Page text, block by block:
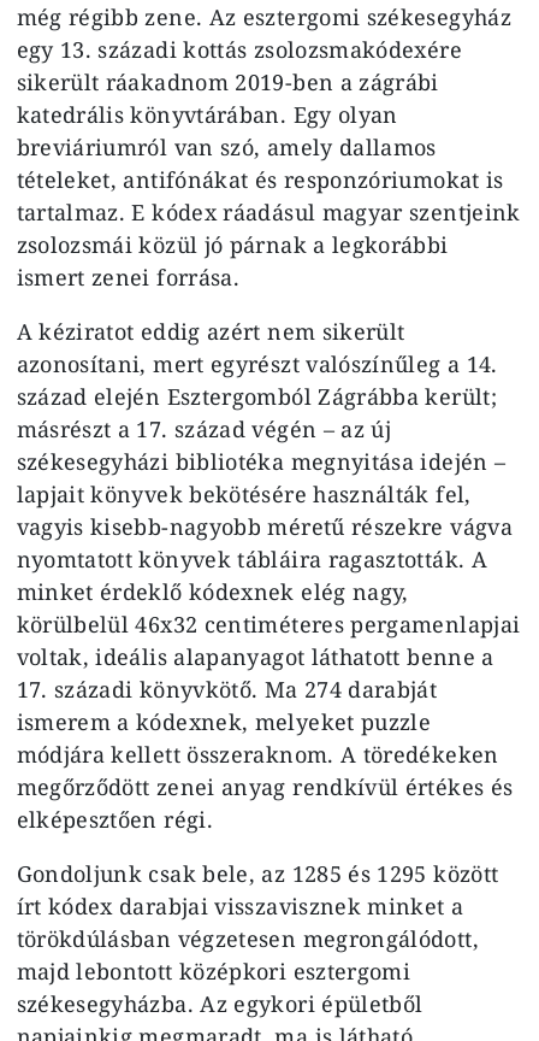
még régibb zene. Az esztergomi székesegyház
egy 13. századi kottás zsolozsmakódexére
sikerült ráakadnom 2019-ben a zágrábi
katedrális könyvtárában. Egy olyan
breviáriumról van szó, amely dallamos
tételeket, antifónákat és responzóriumokat is
tartalmaz. E kódex ráadásul magyar szentjeink
zsolozsmái közül jó párnak a legkorábbi
ismert zenei forrása.
A kéziratot eddig azért nem sikerült
azonosítani, mert egyrészt valószínűleg a 14.
század elején Esztergomból Zágrábba került;
másrészt a 17. század végén – az új
székesegyházi bibliotéka megnyitása idején –
lapjait könyvek bekötésére használták fel,
vagyis kisebb-nagyobb méretű részekre vágva
nyomtatott könyvek tábláira ragasztották. A
minket érdeklő kódexnek elég nagy,
körülbelül 46x32 centiméteres pergamenlapjai
voltak, ideális alapanyagot láthatott benne a
17. századi könyvkötő. Ma 274 darabját
ismerem a kódexnek, melyeket puzzle
módjára kellett összeraknom. A töredékeken
megőrződött zenei anyag rendkívül értékes és
elképesztően régi.
Gondoljunk csak bele, az 1285 és 1295 között
írt kódex darabjai visszavisznek minket a
törökdúlásban végzetesen megrongálódott,
majd lebontott középkori esztergomi
székesegyházba. Az egykori épületből